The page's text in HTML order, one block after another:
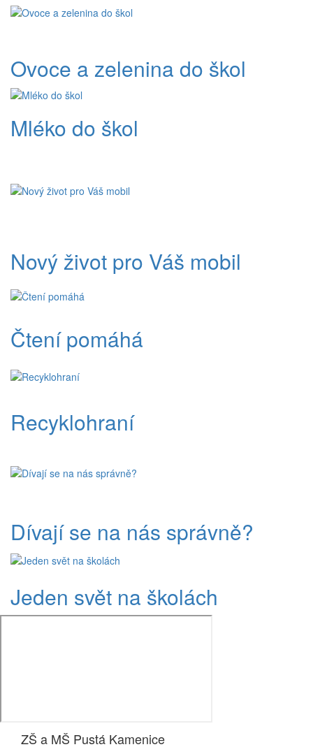
Ovoce a zelenina do škol
Mléko do škol
Nový život pro Váš mobil
Čtení pomáhá
Recyklohraní
Dívají se na nás správně?
Jeden svět na školách
ZŠ a MŠ Pustá Kamenice